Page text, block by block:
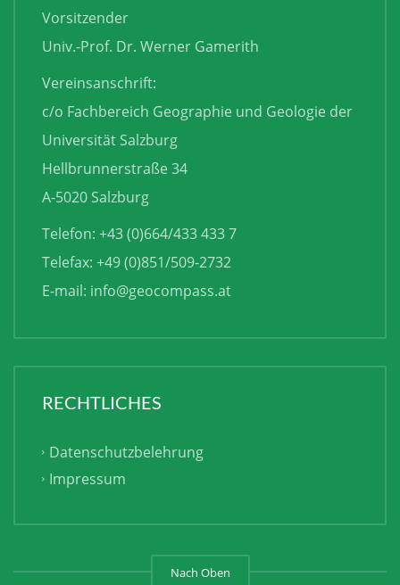
Vorsitzender
Univ.-Prof. Dr. Werner Gamerith
Vereinsanschrift:
c/o Fachbereich Geographie und Geologie der
Universität Salzburg
Hellbrunnerstraße 34
A-5020 Salzburg
Telefon: +43 (0)664/433 433 7
Telefax: +49 (0)851/509-2732
E-mail: info@geocompass.at
RECHTLICHES
Datenschutzbelehrung
Impressum
Nach Oben